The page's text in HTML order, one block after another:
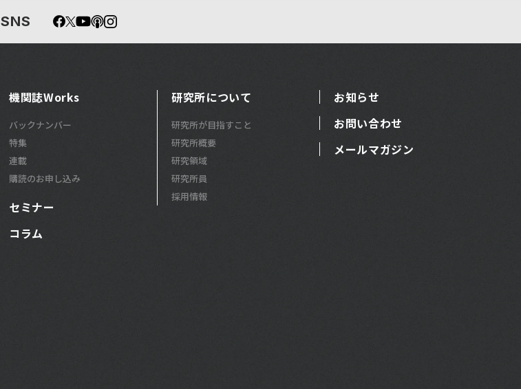
SNS
機関誌Works
バックナンバー
特集
連載
購読のお申し込み
セミナー
コラム
研究所について
研究所が目指すこと
研究所概要
研究領域
研究所員
採用情報
お知らせ
お問い合わせ
メールマガジン